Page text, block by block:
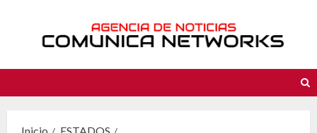
contenido